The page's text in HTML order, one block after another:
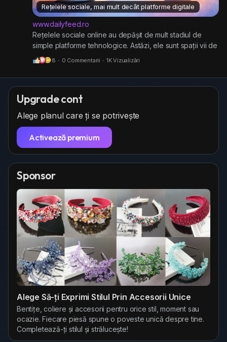
Rețelele sociale, mai mult decât platforme digitale
www.dailyfeed.ro
Rețelele sociale online au depășit de mult stadiul de
simple platforme tehnologice. Astăzi, ele sunt spații vii de
interacțiune, unde comunicarea autentică, relațiile și
despre profiluri și mesaje, ci despre oameni care se
caută, se descoperă și se conectează.
8 · 0 Commentarii · 1K Vizualizări
Upgrade cont
Alege planul care ți se potrivește
Activează premium
Sponsor
Alege Să-ți Exprimi Stilul Prin Accesorii Unice
Bentițe, coliere și accesorii pentru orice stil, moment sau
ocazie. Fiecare piesă spune o poveste unică despre tine.
Completează-ți stilul și strălucește!